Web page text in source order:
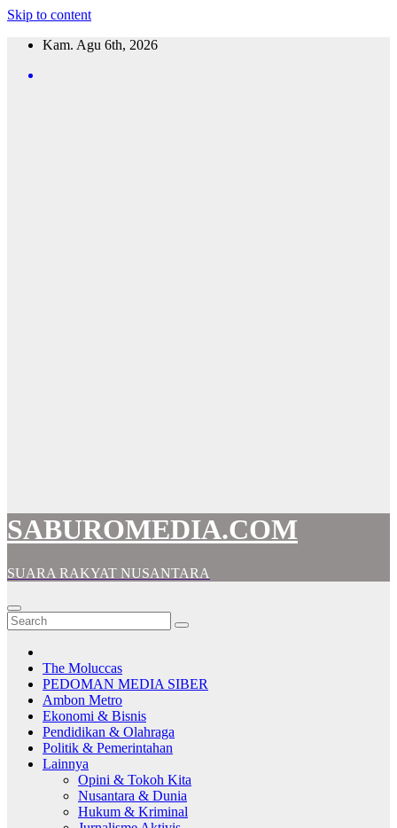
Skip to content
Kam. Agu 6th, 2026
SABUROMEDIA.COM
SUARA RAKYAT NUSANTARA
The Moluccas
PEDOMAN MEDIA SIBER
Ambon Metro
Ekonomi & Bisnis
Pendidikan & Olahraga
Politik & Pemerintahan
Lainnya
Opini & Tokoh Kita
Nusantara & Dunia
Hukum & Kriminal